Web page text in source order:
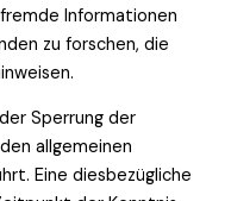
Informationen
zu forschen, die
Sperrung der
allgemeinen
Eine diesbezügliche